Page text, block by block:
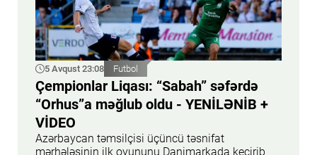
5 Avqust 23:08 Futbol
Çempionlar Liqası: “Sabah” səfərdə
“Orhus”a məğlub oldu - YENİLƏNİB +
VİDEO
Azərbaycan təmsilçisi üçüncü təsnifat
mərhələsinin ilk oyununu Danimarkada keçirib